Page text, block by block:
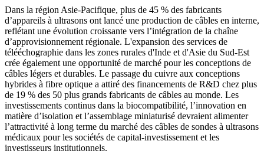
Dans la région Asie-Pacifique, plus de 45 % des fabricants
d’appareils à ultrasons ont lancé une production de câbles en interne,
reflétant une évolution croissante vers l’intégration de la chaîne
d’approvisionnement régionale. L'expansion des services de
télééchographie dans les zones rurales d'Inde et d'Asie du Sud-Est
crée également une opportunité de marché pour les conceptions de
câbles légers et durables. Le passage du cuivre aux conceptions
hybrides à fibre optique a attiré des financements de R&D chez plus
de 19 % des 50 plus grands fabricants de câbles au monde. Les
investissements continus dans la biocompatibilité, l’innovation en
matière d’isolation et l’assemblage miniaturisé devraient alimenter
l’attractivité à long terme du marché des câbles de sondes à ultrasons
médicaux pour les sociétés de capital-investissement et les
investisseurs institutionnels.